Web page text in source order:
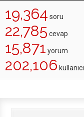
19,364 soru
22,785 cevap
15,871 yorum
202,106 kullanıcı